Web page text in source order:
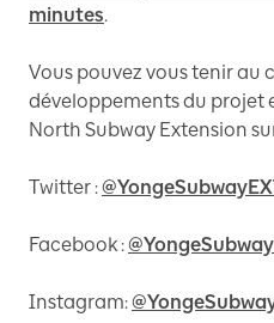
minutes.
Vous pouvez vous tenir au
développements du projet
North Subway Extension
Twitter :
Facebook :
Instagram: